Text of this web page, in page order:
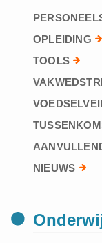
OPLEIDING
TOOLS
NIEUWS